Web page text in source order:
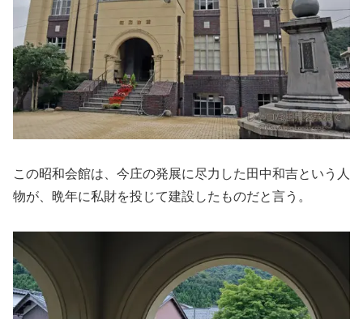
この昭和会館は、今庄の発展に尽力した田中和吉という人
物が、晩年に私財を投じて建設したものだと言う。